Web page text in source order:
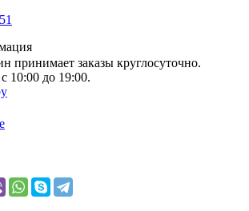
принимает заказы круглосуточно.
10:00 до 19:00.